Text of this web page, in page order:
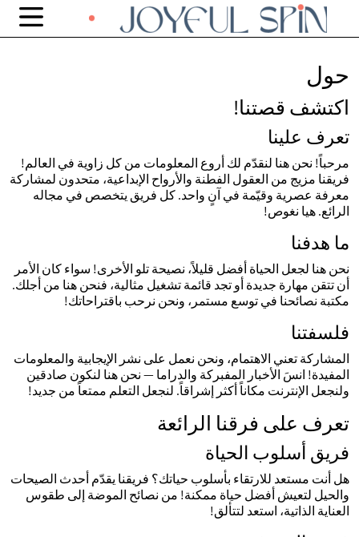
حول
اكتشف قصتنا!
تعرف علينا
مرحباً! نحن هنا لنقدّم لك أروع المعلومات من كل زاوية في العالم!
فريقنا مزيج من العقول الفطنة والأرواح الإبداعية، متحدون لمشاركة
معرفة عصرية وقيّمة في آنٍ واحد. كل فريق يتخصص في مجاله
الرائع. هيا نغوص!
ما هدفنا
نحن هنا لجعل الحياة أفضل قليلاً، نصيحة تلو الأخرى! سواء كان الأمر
أن تتقن مهارة جديدة أو تجد قائمة تشغيل مثالية، فنحن هنا من أجلك.
مكتبة نصائحنا في توسع مستمر، ونحن نرحب باقتراحاتك!
فلسفتنا
المشاركة تعني الاهتمام، ونحن نعمل على نشر الإيجابية والمعلومات
المفيدة! انسَ الأخبار المفبركة والدراما — نحن هنا لنكون صادقين
ولنجعل الإنترنت مكاناً أكثر إشراقاً. لنجعل التعلم ممتعاً من جديد!
تعرف على فرقنا الرائعة
فريق أسلوب الحياة
هل أنت مستعد للارتقاء بأسلوب حياتك؟ فريقنا يقدّم أحدث الصيحات
والحيل لتعيش أفضل حياة ممكنة! من نصائح الموضة إلى طقوس
العناية الذاتية، استعد لتتألق!